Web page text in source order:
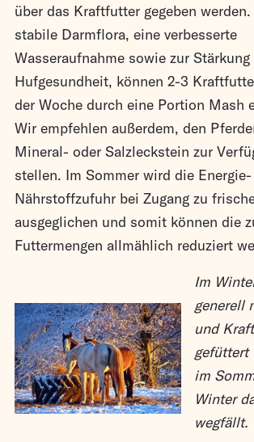
über das Kraftfutter gegeben
stabile Darmflora, eine verbesserte
Wasseraufnahme sowie zur
Hufgesundheit, können 2-3
der Woche durch eine Portion Mash
Wir empfehlen außerdem, den
Mineral- oder Salzleckstein zur
stellen. Im Sommer wird die
Nährstoffzufuhr bei Zugang zu
ausgeglichen und somit können die
Futtermengen allmählich reduziert
Im
generell
und
gefüttert
im
Winter
wegfällt.